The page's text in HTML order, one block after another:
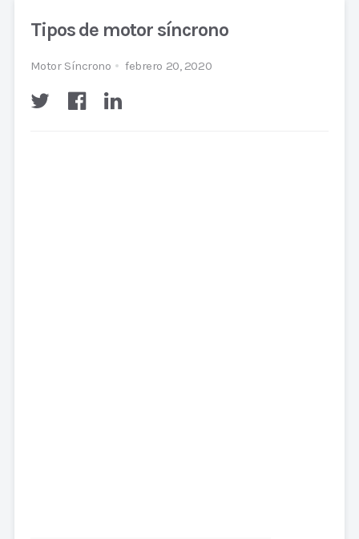
Tipos de motor síncrono
Motor Síncrono febrero 20, 2020